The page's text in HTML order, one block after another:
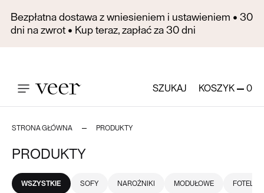
Bezpłatna dostawa z wniesieniem i ustawieniem • 30
dni na zwrot • Kup teraz, zapłać za 30 dni
SZUKAJ KOSZYK 0
STRONA GŁÓWNA PRODUKTY
PRODUKTY
WSZYSTKIE SOFY NAROŻNIKI MODUŁOWE FOTELE